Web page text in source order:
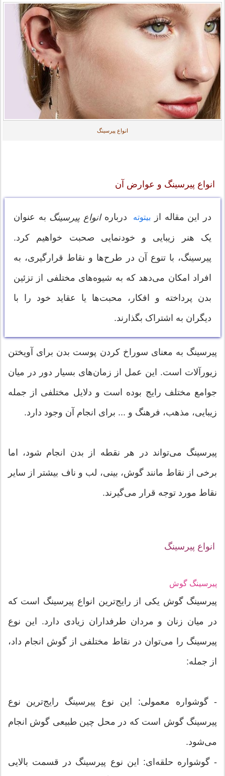
انواع پیرسینگ
انواع پیرسینگ و عوارض آن
در این مقاله از بیتوته دربارهانواع پیرسینگ به عنوان
یک هنر زیبایی و خودنمایی صحبت خواهیم کرد.
پیرسینگ، با تنوع آن در طرح‌ها و نقاط قرارگیری، به
افراد امکان می‌دهد که به شیوه‌های مختلفی از تزئین
بدن پرداخته و افکار، محبت‌ها یا عقاید خود را با
دیگران به اشتراک بگذارند.
پیرسینگ به معنای سوراخ کردن پوست بدن برای آویختن
زیورآلات است. این عمل از زمان‌های بسیار دور در میان
جوامع مختلف رایج بوده است و دلایل مختلفی از جمله
زیبایی، مذهب، فرهنگ و ... برای انجام آن وجود دارد.
پیرسینگ می‌تواند در هر نقطه از بدن انجام شود، اما
برخی از نقاط مانند گوش، بینی، لب و ناف بیشتر از سایر
نقاط مورد توجه قرار می‌گیرند.
انواع پیرسینگ
پیرسینگ گوش
پیرسینگ گوش یکی از رایج‌ترین انواع پیرسینگ است که
در میان زنان و مردان طرفداران زیادی دارد. این نوع
پیرسینگ را می‌توان در نقاط مختلفی از گوش انجام داد،
از جمله:
- گوشواره معمولی: این نوع پیرسینگ رایج‌ترین نوع
پیرسینگ گوش است که در محل چین طبیعی گوش انجام
می‌شود.
- گوشواره حلقه‌ای: این نوع پیرسینگ در قسمت بالایی